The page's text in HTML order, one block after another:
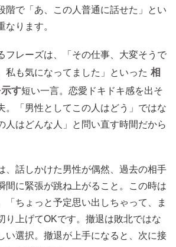
階で「あ、この人普通に話せた」とい
なります。
フレーズは、「その仕事、大変そうで
私も気になってました」といった 相
す短い一言。恋愛ドキドキ感を出そ
。「男性としてこの人はどう」ではな
人はどんな人」と問い直す時間だから
、話しかけた男性が偶然、過去の相手
間に緊張が跳ね上がること。この時は
「ちょっと予定思い出しちゃって、ま
り上げてOKです。撤退は敗北ではな
い選択。撤退が上手になると、次に接